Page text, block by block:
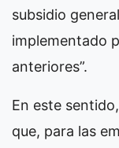
subsidio
implementado
anteriores”.
En este
que, para las